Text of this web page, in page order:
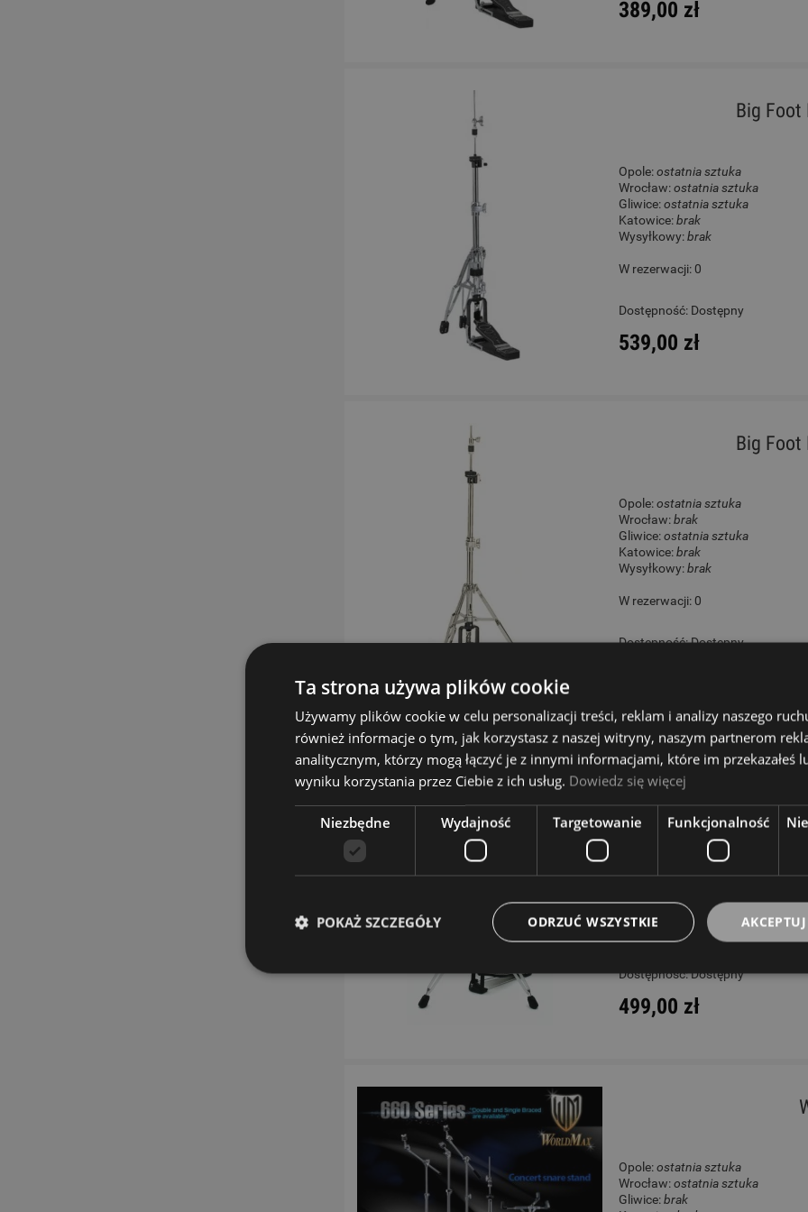
389,00 zł
Big
Opole:ostatnia sztuka
Wrocław:ostatnia sztuka
Gliwice:ostatnia sztuka
Katowice:brak
Wysyłkowy:brak
W rezerwacji: 0
Dostępność: Dostępny
539,00 zł
Big Foot
Opole:ostatnia sztuka
Wrocław:brak
Gliwice:ostatnia sztuka
Katowice:brak
Wysyłkowy:brak
W rezerwacji: 0
Dostępność:Dostępny
Wysyłkowy:
W rezerwacji: 0
Dostępność:Dostępny
499,00 zł
Opole:ostatnia sztuka
Wrocław:ostatnia sztuka
Gliwice:brak
Ta strona używa plików cookie
Używamy plików cookie w celu personalizacji treści, reklam i analizy naszego
również informacje o tym, jak korzystasz z naszej witryny, naszym partnerom
analitycznym, którzy mogą łączyć je z innymi informacjami, które im przekazałeś
wyniku korzystania przez Ciebie z ich usług. Dowiedz się więcej
Niezbędne Wydajność Targetowanie Funkcjonalność
ODRZUĆ WSZYSTKIE
POKAŻ SZCZEGÓŁY